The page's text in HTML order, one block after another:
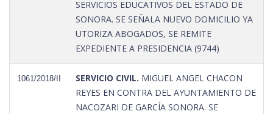
SERVICIOS EDUCATIVOS DEL ESTADO DE
SONORA. SE SEÑALA NUEVO DOMICILIO YA
UTORIZA ABOGADOS, SE REMITE
EXPEDIENTE A PRESIDENCIA (9744)
1061/2018/II SERVICIO CIVIL. MIGUEL ANGEL CHACON
REYES EN CONTRA DEL AYUNTAMIENTO DE
NACOZARI DE GARCÍA SONORA. SE